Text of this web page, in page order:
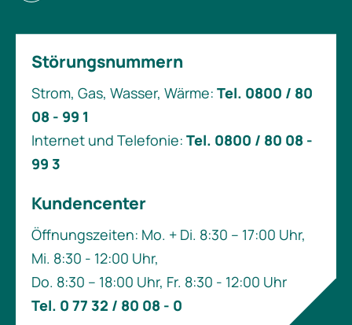
Störungsnummern
Strom, Gas, Wasser, Wärme: Tel. 0800 / 80
08 - 99 1
Internet und Telefonie: Tel. 0800 / 80 08 -
99 3
Kundencenter
Öffnungszeiten: Mo. + Di. 8:30 – 17:00 Uhr,
Mi. 8:30 - 12:00 Uhr,
Do. 8:30 – 18:00 Uhr, Fr. 8:30 - 12:00 Uhr
Tel. 0 77 32 / 80 08 - 0